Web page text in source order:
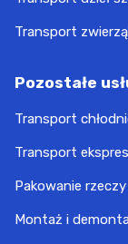
Transport
Pozostałe
Transport
Transport
Pakowanie
Montaż i